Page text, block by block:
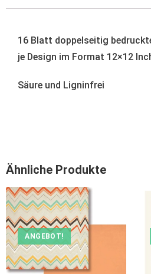
16 Blatt doppelseitig
je Design im Format 12×12
Säure und Ligninfrei
Ähnliche Produkte
ANGEBOT!